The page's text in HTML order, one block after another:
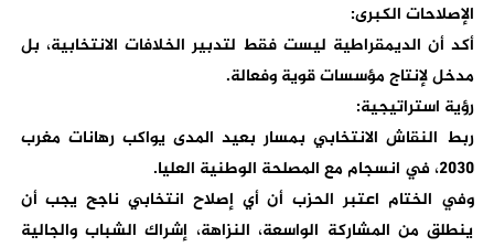
الإصلاحات الكبرى:
أكد أن الديمقراطية ليست فقط لتدبير الخلافات الانتخابية، بل
مدخل لإنتاج مؤسسات قوية وفعالة.
رؤية استراتيجية:
ربط النقاش الانتخابي بمسار بعيد المدى يواكب رهانات مغرب
2030، في انسجام مع المصلحة الوطنية العليا.
وفي الختام اعتبر الحزب أن أي إصلاح انتخابي ناجح يجب أن
ينطلق من المشاركة الواسعة، النزاهة، إشراك الشباب والجالية